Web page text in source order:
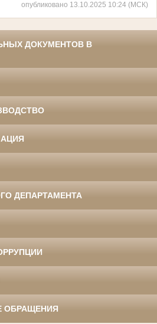
опубликовано 13.10.2025 10:24 (МСК)
ДОКУМЕНТОВ В
ДЕПАРТАМЕНТА
ОБРАЩЕНИЯ